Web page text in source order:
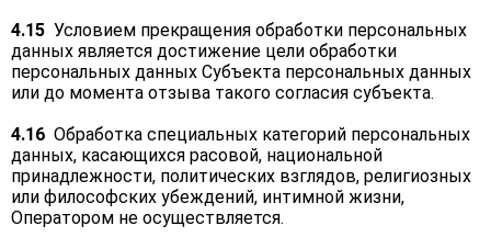
4.15 Условием прекращения обработки персональных
данных является достижение цели обработки
персональных данных Субъекта персональных данных
или до момента отзыва такого согласия субъекта.
4.16 Обработка специальных категорий персональных
данных, касающихся расовой, национальной
принадлежности, политических взглядов, религиозных
или философских убеждений, интимной жизни,
Оператором не осуществляется.